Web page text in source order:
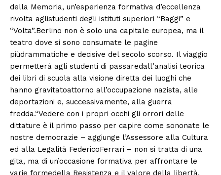
della Memoria, un’esperienza formativa d’eccellenza
rivolta aglistudenti degli istituti superiori “Baggi” e
“Volta”.Berlino non è solo una capitale europea, ma il
teatro dove si sono consumate le pagine
piùdrammatiche e decisive del secolo scorso. Il viaggio
permetterà agli studenti di passaredall’analisi teorica
dei libri di scuola alla visione diretta dei luoghi che
hanno gravitatoattorno all’occupazione nazista, alle
deportazioni e, successivamente, alla guerra
fredda.“Vedere con i propri occhi gli orrori delle
dittature è il primo passo per capire come sononate le
nostre democrazie – aggiunge l’Assessore alla Cultura
ed alla Legalità FedericoFerrari – non si tratta di una
gita, ma di un’occasione formativa per affrontare le
varie formedella Resistenza e il valore della libertà.